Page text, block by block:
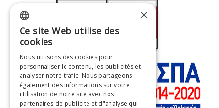
GREEK
FRENCH
ITALIAN
GERMAN
×
Ce site Web utilise des
cookies
Nous utilisons des cookies pour
personnaliser le contenu, les publicités et
analyser notre trafic. Nous partageons
également des informations sur votre
utilisation de notre site avec nos
partenaires de publicité et d"analyse qui